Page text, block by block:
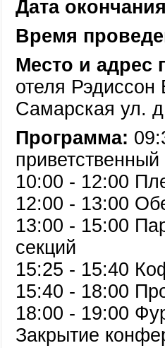
Дата
Время
Место и адрес
отеля
Самарская ул.
Программа:
10:00 - 12:00
12:00 - 13:00
13:00 - 15:00
секций
15:25 - 15:40
15:40 - 18:00
18:00 - 19:00
Закрытие